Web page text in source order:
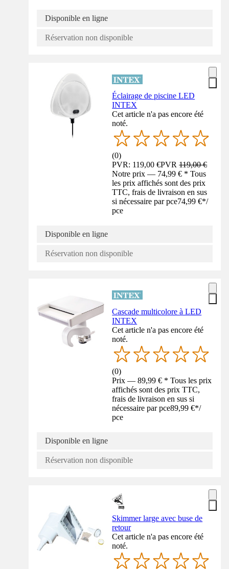
Disponible en ligne
Réservation non disponible
Éclairage de piscine LED
INTEX
Cet article n'a pas encore été
noté.
(0)
PVR: 119,00 €PVR119,00 €
Notre prix — 74,99 € * Tous
les prix affichés sont des prix
TTC, frais de livraison en sus
si nécessaire par pce74,99 €*/
pce
Disponible en ligne
Réservation non disponible
Cascade multicolore à LED
INTEX
Cet article n'a pas encore été
noté.
(0)
Prix — 89,99 € * Tous les prix
affichés sont des prix TTC,
frais de livraison en sus si
nécessaire par pce89,99 €*/
pce
Disponible en ligne
Réservation non disponible
Skimmer large avec buse de
retour
Cet article n'a pas encore été
noté.